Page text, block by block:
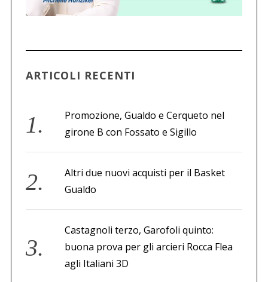
ARTICOLI RECENTI
Promozione, Gualdo e Cerqueto nel
girone B con Fossato e Sigillo
Altri due nuovi acquisti per il Basket
Gualdo
Castagnoli terzo, Garofoli quinto:
buona prova per gli arcieri Rocca Flea
agli Italiani 3D